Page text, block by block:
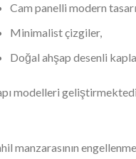
Cam panelli modern
Minimalist çizgiler,
Doğal ahşap desenli
modelleri
manzarasının